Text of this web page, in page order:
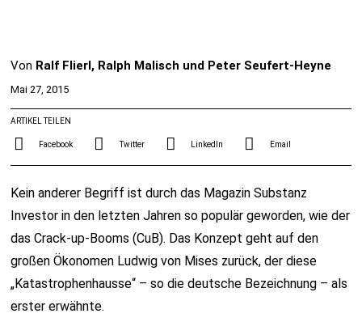
Von Ralf Flierl, Ralph Malisch und Peter Seufert-Heyne
Mai 27, 2015
ARTIKEL TEILEN
Facebook Twitter LinkedIn Email
Kein anderer Begriff ist durch das Magazin Substanz
Investor in den letzten Jahren so populär geworden, wie der
das Crack-up-Booms (CuB). Das Konzept geht auf den
großen Ökonomen Ludwig von Mises zurück, der diese
„Katastrophenhausse“ – so die deutsche Bezeichnung – als
erster erwähnte.